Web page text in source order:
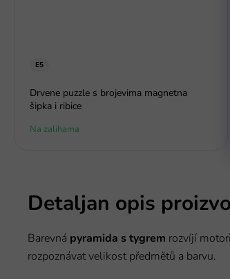
E5
Drvene puzzle s brojevima magnetna
šipka i ribice
Na zalihama
Detaljan opis
Barevná pyramida s tygrem rozvíjí
rozpoznávat velikost předmětů a barvu.